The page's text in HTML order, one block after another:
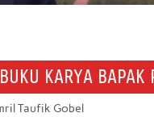
KARYA
Taufik Gobel